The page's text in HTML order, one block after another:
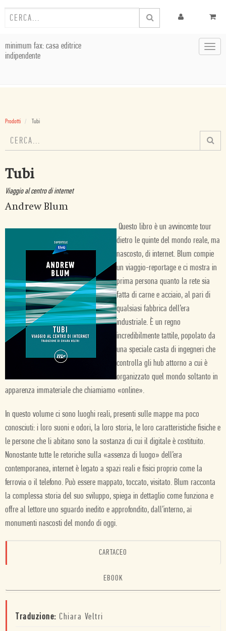
minimum fax: casa editrice
indipendente
Prodotti Tubi
Tubi
Viaggio al centro di internet
Andrew Blum
Questo libro è un avvincente tour
dietro le quinte del mondo reale, ma
nascosto, di internet. Blum compie
un viaggio-reportage e ci mostra in
prima persona quanto la rete sia
fatta di carne e acciaio, al pari di
qualsiasi fabbrica dell’era
industriale. È un regno
incredibilmente tattile, popolato da
una speciale casta di ingegneri che
controlla gli hub attorno a cui è
organizzato quel mondo soltanto in
apparenza immateriale che chiamiamo «online».
In questo volume ci sono luoghi reali, presenti sulle mappe ma poco
conosciuti: i loro suoni e odori, la loro storia, le loro caratteristiche fisiche e
le persone che li abitano sono la sostanza di cui il digitale è costituito.
Nonostante tutte le retoriche sulla «assenza di luogo» dell’era
contemporanea, internet è legato a spazi reali e fisici proprio come la
ferrovia o il telefono. Può essere mappato, toccato, visitato. Blum racconta
la complessa storia del suo sviluppo, spiega in dettaglio come funziona e
offre al lettore uno sguardo inedito e approfondito, dall’interno, ai
monumenti nascosti del mondo di oggi.
CARTACEO
EBOOK
Traduzione: Chiara Veltri